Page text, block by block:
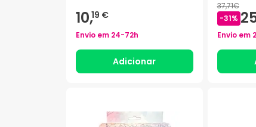
10,19 €
Envio em 24-72h
Adicionar
37,71€
-31%
Envio em